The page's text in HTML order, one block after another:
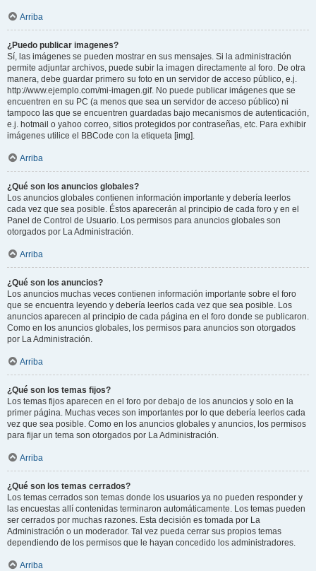
Arriba
¿Puedo publicar imagenes?
Sí, las imágenes se pueden mostrar en sus mensajes. Si la administración
permite adjuntar archivos, puede subir la imagen directamente al foro. De otra
manera, debe guardar primero su foto en un servidor de acceso público, e.j.
http://www.ejemplo.com/mi-imagen.gif. No puede publicar imágenes que se
encuentren en su PC (a menos que sea un servidor de acceso público) ni
tampoco las que se encuentren guardadas bajo mecanismos de autenticación,
e.j. hotmail o yahoo correo, sitios protegidos por contraseñas, etc. Para exhibir
imágenes utilice el BBCode con la etiqueta [img].
Arriba
¿Qué son los anuncios globales?
Los anuncios globales contienen información importante y debería leerlos
cada vez que sea posible. Éstos aparecerán al principio de cada foro y en el
Panel de Control de Usuario. Los permisos para anuncios globales son
otorgados por La Administración.
Arriba
¿Qué son los anuncios?
Los anuncios muchas veces contienen información importante sobre el foro
que se encuentra leyendo y debería leerlos cada vez que sea posible. Los
anuncios aparecen al principio de cada página en el foro donde se publicaron.
Como en los anuncios globales, los permisos para anuncios son otorgados
por La Administración.
Arriba
¿Qué son los temas fijos?
Los temas fijos aparecen en el foro por debajo de los anuncios y solo en la
primer página. Muchas veces son importantes por lo que debería leerlos cada
vez que sea posible. Como en los anuncios globales y anuncios, los permisos
para fijar un tema son otorgados por La Administración.
Arriba
¿Qué son los temas cerrados?
Los temas cerrados son temas donde los usuarios ya no pueden responder y
las encuestas allí contenidas terminaron automáticamente. Los temas pueden
ser cerrados por muchas razones. Esta decisión es tomada por La
Administración o un moderador. Tal vez pueda cerrar sus propios temas
dependiendo de los permisos que le hayan concedido los administradores.
Arriba